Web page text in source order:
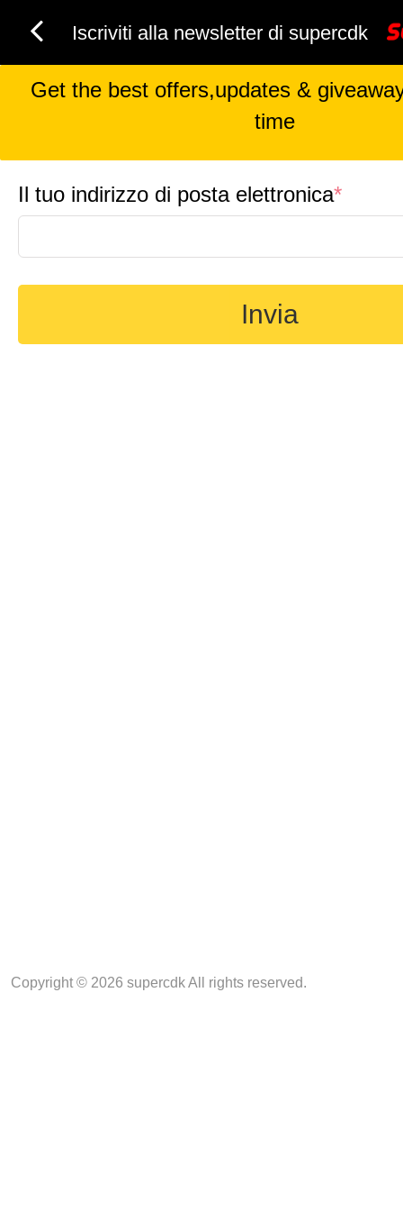
Iscriviti alla newsletter di supercdk
Get the best offers,updates &
time
Il tuo indirizzo di posta elettronica*
Invia
Copyright © 2026 supercdk All rights reserved.